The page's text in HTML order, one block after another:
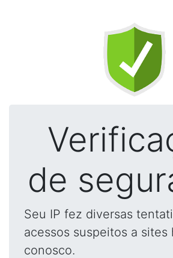
de
Seu IP fez diversas
acessos suspeitos a sites
conosco.